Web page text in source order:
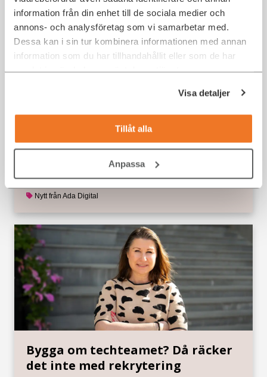
information från din enhet till de sociala medier och
annons- och analysföretag som vi samarbetar med.
Dessa kan i sin tur kombinera informationen med annan
information som du har tillhandahållit eller som de har
samlat in när du har använt deras tjänster.
Visa detaljer
Tillåt alla
Anpassa
När blir man senior utvecklare
Nytt från Ada Digital
Bygga om techteamet? Då räcker
det inte med rekrytering